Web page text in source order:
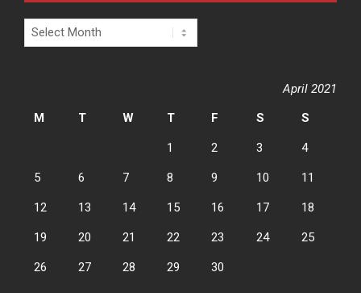
Archives
April 2021
M
T W T F S S
1 2 3 4
5 6 7 8 9 10 11
12 13 14 15 16 17 18
19 20 21 22 23 24 25
26 27 28 29 30